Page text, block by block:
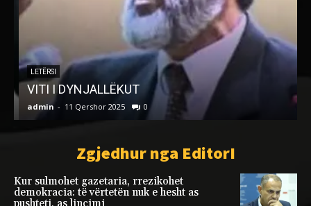
LETËRSI
VITI I DYNJALLËKUT
admin - 11 Qershor 2025 0
Zgjedhur nga EditorI
Kur sulmohet gazetaria, rrezikohet
demokracia: të vërtetën nuk e hesht as